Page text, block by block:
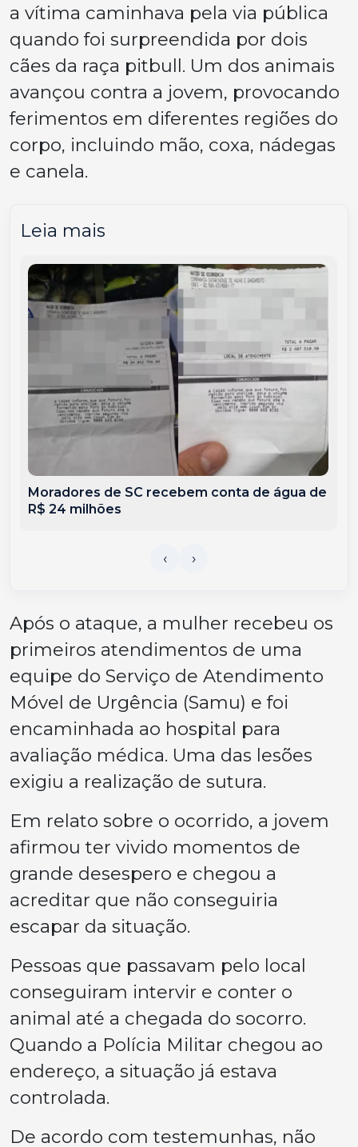
a vítima caminhava pela via pública
quando foi surpreendida por dois
cães da raça pitbull. Um dos animais
avançou contra a jovem, provocando
ferimentos em diferentes regiões do
corpo, incluindo mão, coxa, nádegas
e canela.
Leia mais
Moradores de SC recebem conta de água de
R$ 24 milhões
Após o ataque, a mulher recebeu os
primeiros atendimentos de uma
equipe do Serviço de Atendimento
Móvel de Urgência (Samu) e foi
encaminhada ao hospital para
avaliação médica. Uma das lesões
exigiu a realização de sutura.
Em relato sobre o ocorrido, a jovem
afirmou ter vivido momentos de
grande desespero e chegou a
acreditar que não conseguiria
escapar da situação.
Pessoas que passavam pelo local
conseguiram intervir e conter o
animal até a chegada do socorro.
Quando a Polícia Militar chegou ao
endereço, a situação já estava
controlada.
De acordo com testemunhas, não